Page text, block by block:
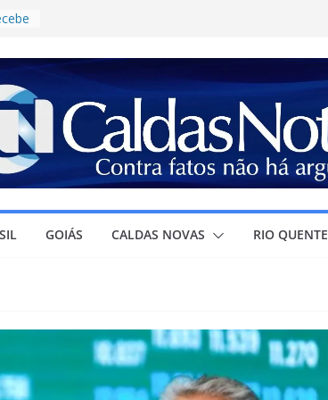
à
o
GOIÁS CALDAS NOVAS RIO QUENTE